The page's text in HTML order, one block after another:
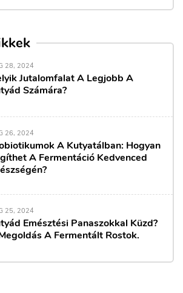
28, 2024
Jutalomfalat A Legjobb A
Számára?
26, 2024
A Kutyatálban: Hogyan
A Fermentáció Kedvenced
25, 2024
Emésztési Panaszokkal Küzd?
A Fermentált Rostok.